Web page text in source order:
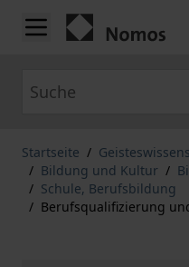
Zum Inhalt springen
Startseite /
/ Bildung und Kultur /
/ Schule, Berufsbildung
/ Berufsqualifizierung